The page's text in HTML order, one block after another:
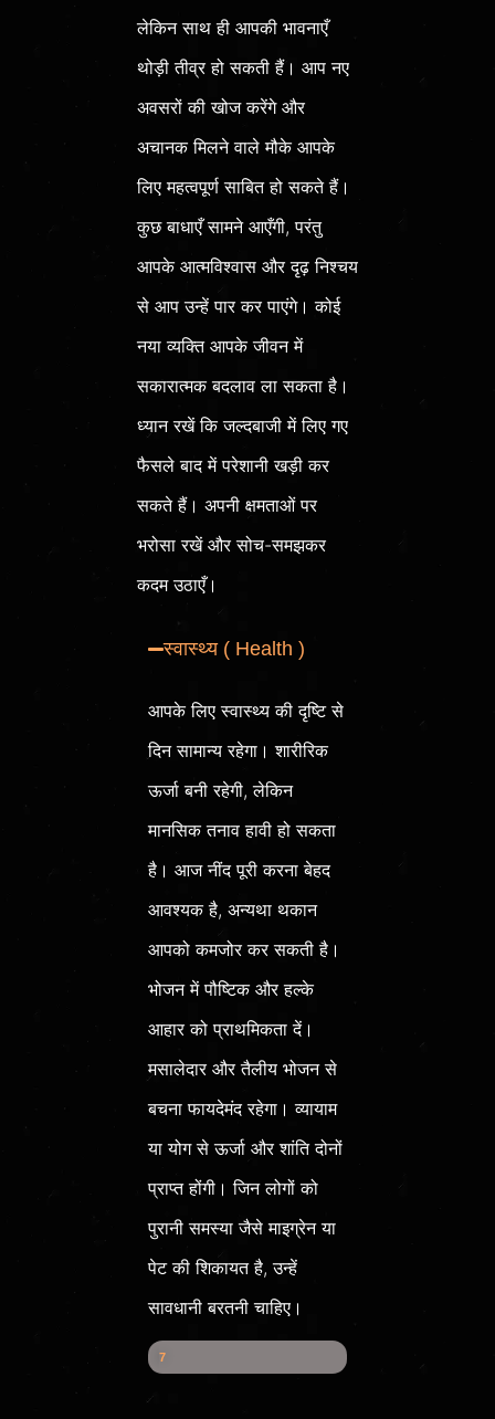
लेकिन साथ ही आपकी भावनाएँ
थोड़ी तीव्र हो सकती हैं। आप नए
अवसरों की खोज करेंगे और
अचानक मिलने वाले मौके आपके
लिए महत्वपूर्ण साबित हो सकते हैं।
कुछ बाधाएँ सामने आएँगी, परंतु
आपके आत्मविश्वास और दृढ़ निश्चय
से आप उन्हें पार कर पाएंगे। कोई
नया व्यक्ति आपके जीवन में
सकारात्मक बदलाव ला सकता है।
ध्यान रखें कि जल्दबाजी में लिए गए
फैसले बाद में परेशानी खड़ी कर
सकते हैं। अपनी क्षमताओं पर
भरोसा रखें और सोच-समझकर
कदम उठाएँ।
स्वास्थ्य ( Health )
आपके लिए स्वास्थ्य की दृष्टि से
दिन सामान्य रहेगा। शारीरिक
ऊर्जा बनी रहेगी, लेकिन
मानसिक तनाव हावी हो सकता
है। आज नींद पूरी करना बेहद
आवश्यक है, अन्यथा थकान
आपको कमजोर कर सकती है।
भोजन में पौष्टिक और हल्के
आहार को प्राथमिकता दें।
मसालेदार और तैलीय भोजन से
बचना फायदेमंद रहेगा। व्यायाम
या योग से ऊर्जा और शांति दोनों
प्राप्त होंगी। जिन लोगों को
पुरानी समस्या जैसे माइग्रेन या
पेट की शिकायत है, उन्हें
सावधानी बरतनी चाहिए।
Health Score
7